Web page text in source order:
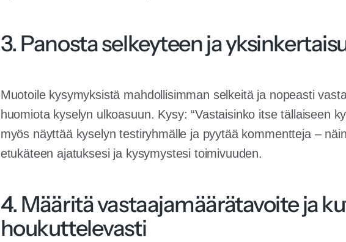
3. Panosta selkeyteen ja
Muotoile kysymyksistä mahdollisimman selkeitä ja nopeasti
huomiota kyselyn ulkoasuun. Kysy: “Vastaisinko itse tällaiseen
myös näyttää kyselyn testiryhmälle ja pyytää kommentteja –
etukäteen ajatuksesi ja kysymystesi toimivuuden.
4. Määritä vastaajamäärätavoite ja
houkuttelevasti